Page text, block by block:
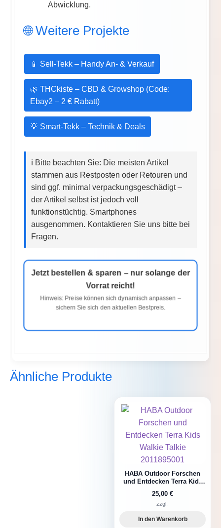
Abwicklung.
🌐 Weitere Projekte
📱 Sell-Tekk – Handy An- & Verkauf
🌿 THCkiste – CBD & Growshop (Code:
Ebay2 – 2 € Rabatt)
💡 Smart-Tekk – Technik & Deals
ℹ️ Bitte beachten Sie: Die meisten Artikel
stammen aus Restposten oder Retouren und
sind ggf. minimal verpackungsgeschädigt –
der Artikel selbst ist jedoch voll
funktionstüchtig. Smartphones
ausgenommen. Kontaktieren Sie uns bitte bei
Fragen.
Jetzt bestellen & sparen – nur solange der
Vorrat reicht!
Hinweis: Preise können sich dynamisch anpassen –
sichern Sie sich den aktuellen Bestpreis.
Ähnliche Produkte
HABA Outdoor Forschen
und Entdecken Terra Kids
Walkie Talkie 2011895001
25,00 €
zzgl.
In den Warenkorb